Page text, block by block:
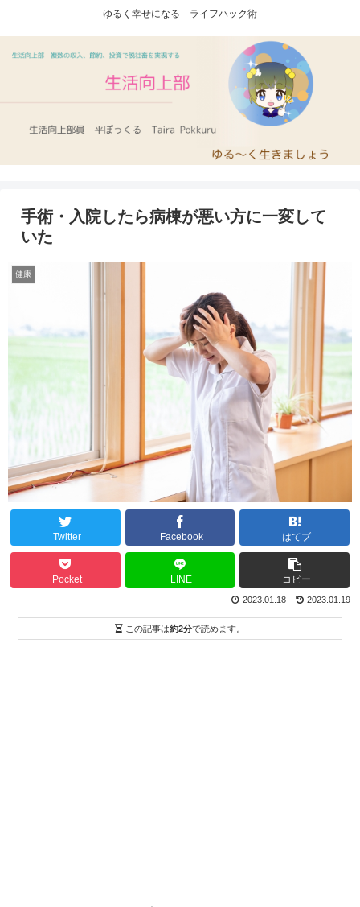
ゆるく幸せになる ライフハック術
手術・入院したら病棟が悪い方に一変して
いた
健康
Twitter Facebook はてブ
Pocket LINE コピー
2023.01.19
2023.01.18
この記事は約2分で読めます。